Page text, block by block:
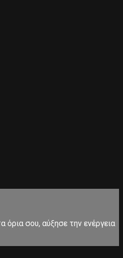
όρια σου, αύξησε την ενέργεια